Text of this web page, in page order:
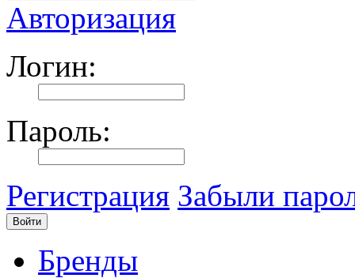
Авторизация
Логин:
Пароль:
Регистрация Забыли
Бренды